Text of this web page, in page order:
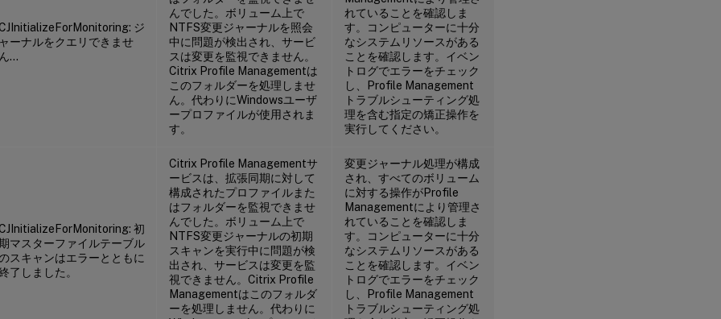
ジ
ャーナルをクエリできませ
ん…
んでした。ボリューム上で
NTFS変更ジャーナルを照会
中に問題が検出され、サービ
スは変更を監視できません。
Citrix Profile Managementは
このフォルダーを処理しませ
ん。代わりにWindowsユーザ
ープロファイルが使用されま
す。
れていることを確認しま
す。コンピューターに十分
なシステムリソースがある
ことを確認します。イベン
トログでエラーをチェック
し、Profile Management
トラブルシューティング処
理を含む指定の矯正操作を
実行してください。
初
マスターファイルテーブル
スキャンはエラーとともに
了しました。
Citrix Profile Managementサ
ービスは、拡張同期に対して
構成されたプロファイルまた
はフォルダーを監視できませ
んでした。ボリューム上で
NTFS変更ジャーナルの初期
スキャンを実行中に問題が検
出され、サービスは変更を監
視できません。Citrix Profile
Managementはこのフォルダ
ーを処理しません。代わりに
変更ジャーナル処理が構成
され、すべてのボリューム
に対する操作がProfile
Managementにより管理さ
れていることを確認しま
す。コンピューターに十分
なシステムリソースがある
ことを確認します。イベン
トログでエラーをチェック
し、Profile Management
トラブルシューティング処